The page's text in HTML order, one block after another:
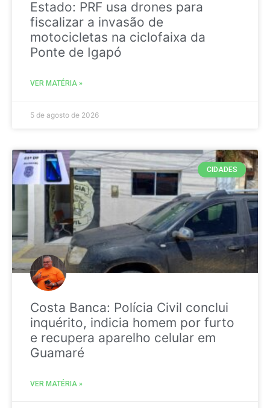
Estado: PRF usa drones para
fiscalizar a invasão de
motocicletas na ciclofaixa da
Ponte de Igapó
VER MATÉRIA »
5 de agosto de 2026
CIDADES
Costa Banca: Polícia Civil conclui
inquérito, indicia homem por furto
e recupera aparelho celular em
Guamaré
VER MATÉRIA »